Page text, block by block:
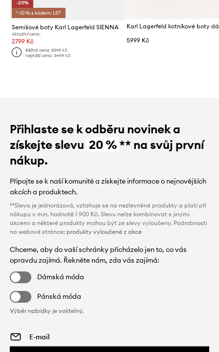
-20%
*-10 % s kódem: LST
Semišové boty Karl Lagerfeld SIENNA
Aktuální cena:
2799 Kč
Běžná cena:5599 Kč
Nejnižší cena:3499 Kč
5999 Kč
Přihlaste se k odběru novinek a
získejte slevu 20 %** na svůj první
nákup.
Připojte se k naší komunitě a získejte informace o nejnovějších
akcích a produktech.
**Sleva je jednorázová, vztahuje se na nezlevněné produkty a platí při
nákupu v min. hodnotě 1 900 Kč. Slevu nelze kombinovat s jinými
akcemi a některé produkty mohou být ze slevy vyloučeny. Podrobnosti
na webové stránce: produkty vyloučené z akce
Chceme, aby do vaší schránky přicházelo jen to, co vás
opravdu zajímá. Řekněte nám, zda vás zajímá:
Dámská móda
Pánská móda
Výběr nabídky je volitelný.